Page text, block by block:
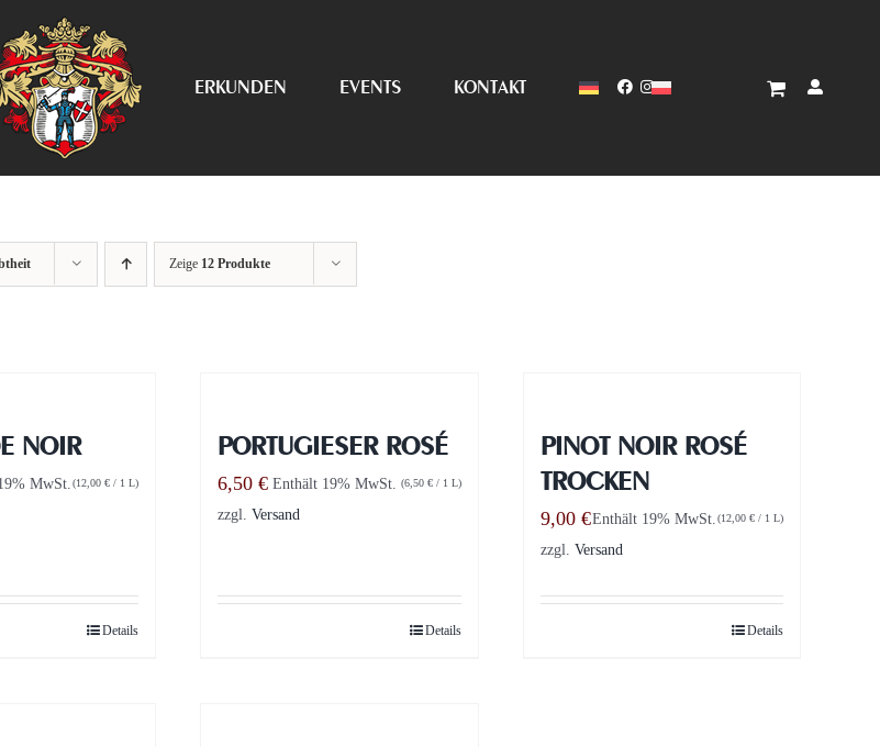
ERKUNDEN EVENTS KONTAKT
Zeige 12 Produkte
NOIR
MwSt. (12,00€ / 1 L)
Details
PORTUGIESER ROSÉ
6,50€ Enthält 19% MwSt. (6,50 €/ 1 L)
zzgl.Versand
Details
PINOT NOIR ROSÉ
TROCKEN
9,00 €Enthält 19% MwSt. (12,00 €/ 1 L)
zzgl. Versand
Details